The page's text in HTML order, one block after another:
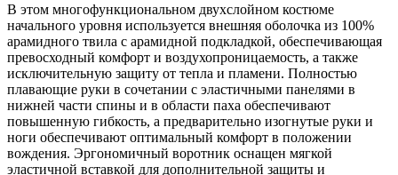
В этом многофункциональном двухслойном костюме
начального уровня используется внешняя оболочка из 100%
арамидного твила с арамидной подкладкой, обеспечивающая
превосходный комфорт и воздухопроницаемость, а также
исключительную защиту от тепла и пламени. Полностью
плавающие руки в сочетании с эластичными панелями в
нижней части спины и в области паха обеспечивают
повышенную гибкость, а предварительно изогнутые руки и
ноги обеспечивают оптимальный комфорт в положении
вождения. Эргономичный воротник оснащен мягкой
эластичной вставкой для дополнительной защиты и